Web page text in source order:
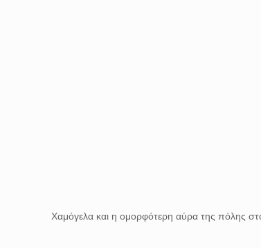
Χαμόγελα και η ομορφότερη αύρα της πόλης